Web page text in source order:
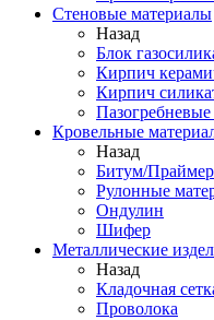
Стеновые материалы
Назад
Блок
Кирпич
Кирпич
Кровельные
Назад
Битум/
Рулонные
Ондулин
Шифер
Металлические
Назад
Кладочная
Проволока